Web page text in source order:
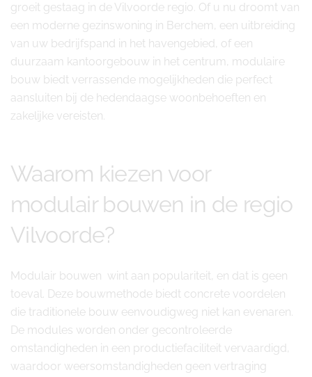
groeit gestaag in de Vilvoorde regio. Of u nu droomt van
een moderne gezinswoning in Berchem, een uitbreiding
van uw bedrijfspand in het havengebied, of een
duurzaam kantoorgebouw in het centrum, modulaire
bouw biedt verrassende mogelijkheden die perfect
aansluiten bij de hedendaagse woonbehoeften en
zakelijke vereisten.
Waarom kiezen voor
modulair bouwen in de regio
Vilvoorde?
Modulair bouwen wint aan populariteit, en dat is geen
toeval. Deze bouwmethode biedt concrete voordelen
die traditionele bouw eenvoudigweg niet kan evenaren.
De modules worden onder gecontroleerde
omstandigheden in een productiefaciliteit vervaardigd,
waardoor weersomstandigheden geen vertraging